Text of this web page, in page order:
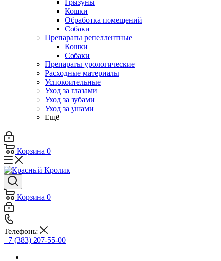
Грызуны
Кошки
Обработка помещений
Собаки
Препараты репеллентные
Кошки
Собаки
Препараты урологические
Расходные материалы
Успокоительные
Уход за глазами
Уход за зубами
Уход за ушами
Ещё
Корзина 0
Корзина 0
Телефоны
+7 (383) 207-55-00